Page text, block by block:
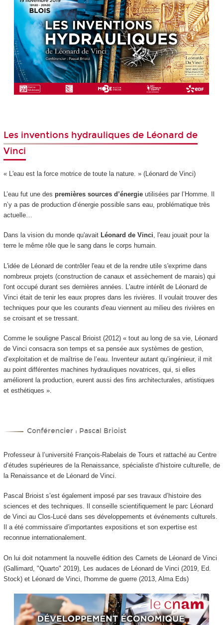
Les inventions hydrauliques de Léonard de
Vinci
« L'eau est la force motrice de toute la nature. » (Léonard de Vinci)
L’eau fut une des premières sources d’énergieutilisées par l’Homme. Il
n’y a pas de production d’énergie possible sans eau, problématique très
actuelle…
Dans la vision du monde qu'avaitLéonard de Vinci, l'eau jouait pour la
terre le même rôle que le sang dans le corps humain.
L'idée de Léonard de contrôler l'eau et de la rendre utile s'exprime dans
nombreux projets (construction de canaux et assèchement de marais) qui
l'ont occupé durant ses dernières années. L'autre intérêt de Léonard de
Vinci était de tenir les eaux propres dans les rivières. Il voulait trouver des
techniques pour que les courants d'eau viennent au milieu des rivières en
se croisant et se tressant.
Comme le souligne Pascal Brioist (2012) « tout au long de sa vie, Léonard
de Vinci consacra son temps et sa pensée aux systèmes de gestion,
d’exploitation et de maîtrise de l’eau. Inventeur autant qu’ingénieur, il mit
au point différentes machines hydrauliques novatrices, qui, si elles
améliorent la production, eurent aussi des fins architecturales, artistiques
et esthétiques ».
Conférencier : Pascal Brioist
Professeur à l’université François-Rabelais de Tours et rattaché au Centre
d’études supérieures de la Renaissance, spécialiste d’histoire culturelle, de
la Renaissance et de Léonard de Vinci.
Pascal Brioist s’est également imposé par ses travaux d’histoire des
sciences et des techniques. Il conseille scientifiquement le parc Léonard
de Vinci au Clos-Lucé dans ses développements et événements culturels.
Il a été commissaire d’importantes expositions et son expertise est
reconnue internationalement.
On lui doit notamment la nouvelle édition des Carnets de Léonard de Vinci
(Gallimard, "Quarto" 2019), Les audaces de Léonard de Vinci (2019, Ed.
Stock) et Léonard de Vinci, l'homme de guerre (2013, Alma Eds)